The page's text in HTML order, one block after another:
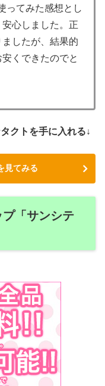
ってみた感想とし
心しました。正
したが、結果的
くできたのでと
クトを手に入れる↓
見てみる
「サンシテ